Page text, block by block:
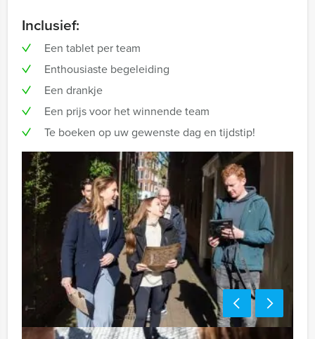
Inclusief:
Een tablet per team
Enthousiaste begeleiding
Een drankje
Een prijs voor het winnende team
Te boeken op uw gewenste dag en tijdstip!